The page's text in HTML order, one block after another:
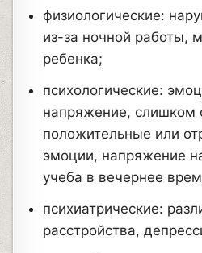
физиологические:
из-за ночной работы,
ребенка;
психологические:
напряжение, слишком
положительные или
эмоции, напряжение
учеба в вечернее
психиатрические:
расстройства,